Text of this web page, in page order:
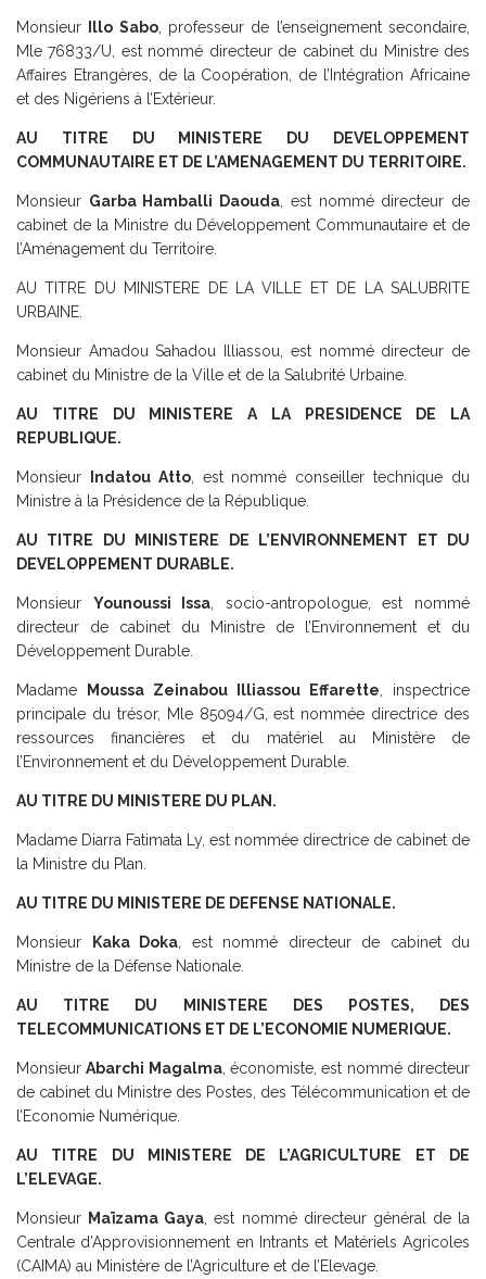
Monsieur Illo Sabo, professeur de l’enseignement secondaire,
Mle 76833/U, est nommé directeur de cabinet du Ministre des
Affaires Etrangères, de la Coopération, de l’Intégration Africaine
et des Nigériens à l’Extérieur.
AU TITRE DU MINISTERE DU DEVELOPPEMENT
COMMUNAUTAIRE ET DE L’AMENAGEMENT DU TERRITOIRE.
Monsieur Garba Hamballi Daouda , est nommé directeur de
cabinet de la Ministre du Développement Communautaire et de
l’Aménagement du Territoire.
AU TITRE DU MINISTERE DE LA VILLE ET DE LA SALUBRITE
URBAINE.
Monsieur Amadou Sahadou Illiassou, est nommé directeur de
cabinet du Ministre de la Ville et de la Salubrité Urbaine.
AU TITRE DU MINISTERE A LA PRESIDENCE DE LA
REPUBLIQUE.
Monsieur Indatou Atto, est nommé conseiller technique du
Ministre à la Présidence de la République.
AU TITRE DU MINISTERE DE L’ENVIRONNEMENT ET DU
DEVELOPPEMENT DURABLE.
Monsieur Younoussi Issa , socio-antropologue, est nommé
directeur de cabinet du Ministre de l’Environnement et du
Développement Durable.
Madame Moussa Zeinabou Illiassou Effarette , inspectrice
principale du trésor, Mle 85094/G, est nommée directrice des
ressources financières et du matériel au Ministère de
l’Environnement et du Développement Durable.
AU TITRE DU MINISTERE DU PLAN.
Madame Diarra Fatimata Ly, est nommée directrice de cabinet de
la Ministre du Plan.
AU TITRE DU MINISTERE DE DEFENSE NATIONALE.
Monsieur Kaka Doka , est nommé directeur de cabinet du
Ministre de la Défense Nationale.
AU TITRE DU MINISTERE DES POSTES, DES
TELECOMMUNICATIONS ET DE L’ECONOMIE NUMERIQUE.
MonsieurAbarchi Magalma, économiste, est nommé directeur
de cabinet du Ministre des Postes, des Télécommunication et de
l’Economie Numérique.
AU TITRE DU MINISTERE DE L’AGRICULTURE ET DE
L’ELEVAGE.
Monsieur Maïzama Gaya , est nommé directeur général de la
Centrale d’Approvisionnement en Intrants et Matériels Agricoles
(CAIMA) au Ministère de l’Agriculture et de l’Elevage.